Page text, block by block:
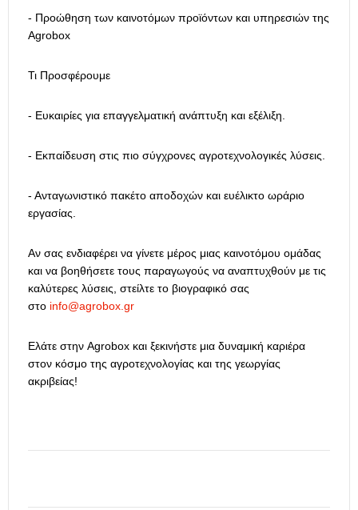
- Προώθηση των καινοτόμων προϊόντων και υπηρεσιών της
Agrobox
Τι Προσφέρουμε
- Ευκαιρίες για επαγγελματική ανάπτυξη και εξέλιξη.
- Εκπαίδευση στις πιο σύγχρονες αγροτεχνολογικές λύσεις.
- Ανταγωνιστικό πακέτο αποδοχών και ευέλικτο ωράριο
εργασίας.
Αν σας ενδιαφέρει να γίνετε μέρος μιας καινοτόμου ομάδας
και να βοηθήσετε τους παραγωγούς να αναπτυχθούν με τις
καλύτερες λύσεις, στείλτε το βιογραφικό σας
στο info@agrobox.gr
Ελάτε στην Agrobox και ξεκινήστε μια δυναμική καριέρα
στον κόσμο της αγροτεχνολογίας και της γεωργίας
ακριβείας!